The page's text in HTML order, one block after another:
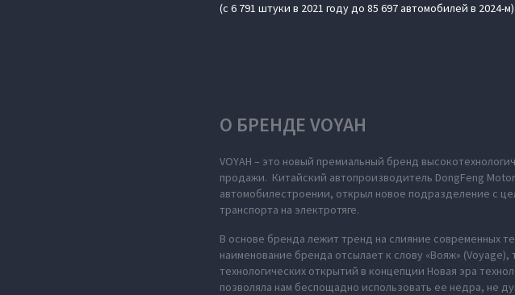
(с 6 791 штуки в 2021 году до 85 697 автомобилей в 2024-м).
О БРЕНДЕ VOYAH
VOYAH – это новый премиальный бренд
продажи. Китайский автопроизводитель DongFeng
автомобилестроении, открыл новое подразделение с
транспорта на электротяге.
В основе бренда лежит тренд на слияние современных
наименование бренда отсылает к слову «Вояж»
технологических открытий в концепции Новая эра
позволяла нам беспощадно использовать ее недра, не